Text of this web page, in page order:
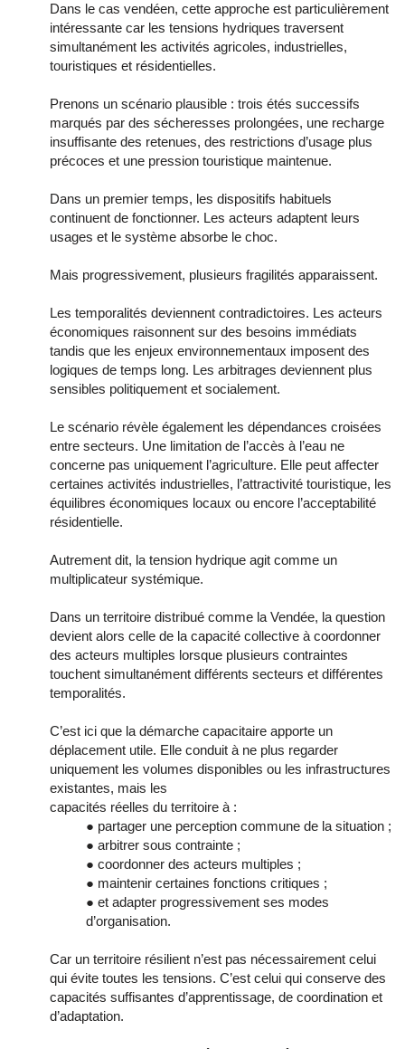
Dans le cas vendéen, cette approche est particulièrement
intéressante car les tensions hydriques traversent
simultanément les activités agricoles, industrielles,
touristiques et résidentielles.
Prenons un scénario plausible : trois étés successifs
marqués par des sécheresses prolongées, une recharge
insuffisante des retenues, des restrictions d’usage plus
précoces et une pression touristique maintenue.
Dans un premier temps, les dispositifs habituels
continuent de fonctionner. Les acteurs adaptent leurs
usages et le système absorbe le choc.
Mais progressivement, plusieurs fragilités apparaissent.
Les temporalités deviennent contradictoires. Les acteurs
économiques raisonnent sur des besoins immédiats
tandis que les enjeux environnementaux imposent des
logiques de temps long. Les arbitrages deviennent plus
sensibles politiquement et socialement.
Le scénario révèle également les dépendances croisées
entre secteurs. Une limitation de l’accès à l’eau ne
concerne pas uniquement l’agriculture. Elle peut affecter
certaines activités industrielles, l’attractivité touristique, les
équilibres économiques locaux ou encore l’acceptabilité
résidentielle.
Autrement dit, la tension hydrique agit comme un
multiplicateur systémique.
Dans un territoire distribué comme la Vendée, la question
devient alors celle de la capacité collective à coordonner
des acteurs multiples lorsque plusieurs contraintes
touchent simultanément différents secteurs et différentes
temporalités.
C’est ici que la démarche capacitaire apporte un
déplacement utile. Elle conduit à ne plus regarder
uniquement les volumes disponibles ou les infrastructures
existantes, mais les
capacités réelles du territoire à :
● partager une perception commune de la situation ;
● arbitrer sous contrainte ;
● coordonner des acteurs multiples ;
● maintenir certaines fonctions critiques ;
● et adapter progressivement ses modes
d’organisation.
Car un territoire résilient n’est pas nécessairement celui
qui évite toutes les tensions. C’est celui qui conserve des
capacités suffisantes d’apprentissage, de coordination et
d’adaptation.